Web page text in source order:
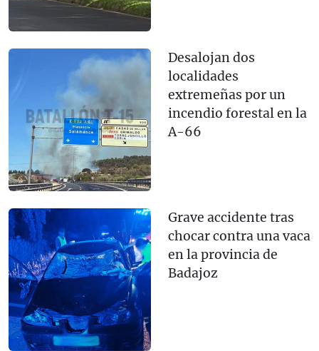
Desalojan dos
localidades
extremeñas por un
incendio forestal en la
A-66
Grave accidente tras
chocar contra una vaca
en la provincia de
Badajoz